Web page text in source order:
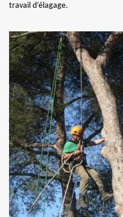
travail d’élagage.